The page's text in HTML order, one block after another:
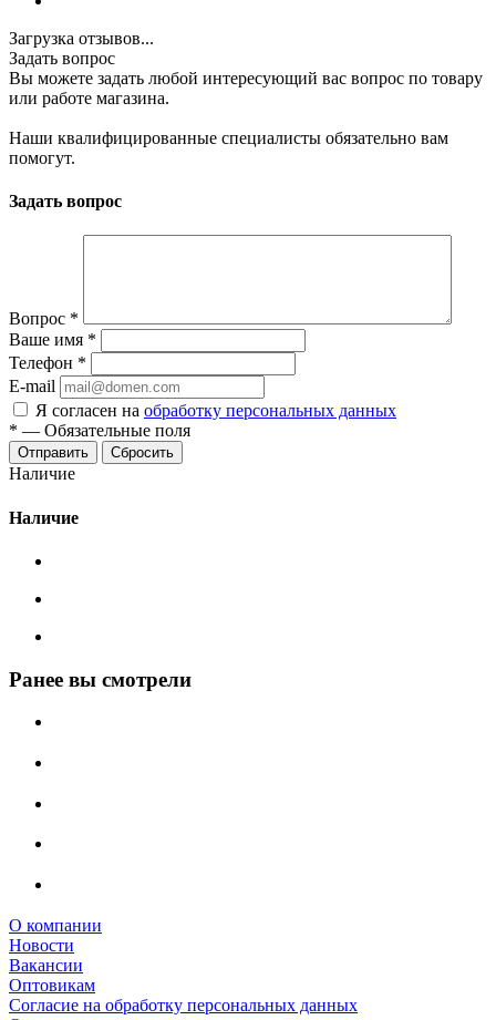
Загрузка отзывов...
Задать вопрос
Вы можете задать любой интересующий вас вопрос по товару
или работе магазина.
Наши квалифицированные специалисты обязательно вам
помогут.
Задать вопрос
Вопрос *
Ваше имя *
Телефон *
E-mail
Я согласен на обработку персональных данных
* — Обязательные поля
Сбросить
Наличие
Наличие
Ранее вы смотрели
О компании
Новости
Вакансии
Оптовикам
Cогласие на обработку персональных данных